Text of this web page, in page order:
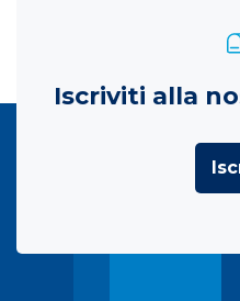
Iscriviti alla